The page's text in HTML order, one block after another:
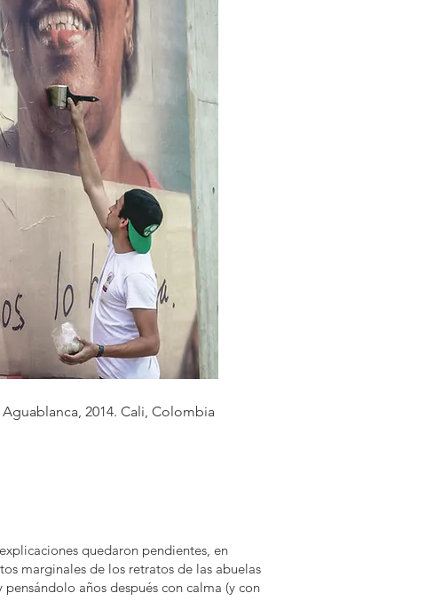
2014. Cali, Colombia
quedaron pendientes, en
marginales de los retratos de las abuelas
pensándolo años después con calma (y con